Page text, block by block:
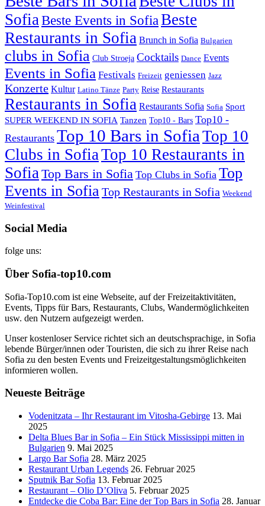
Sofia Beste Events in SofiaBeste
Restaurants in Sofia Brunch in Sofia Bulgarien
clubs in Sofia Club Stroeja Cocktails Dance Events
Events in Sofia Festivals Freizeit geniessen Jazz
Konzerte Kultur Latino Tänze Party Reise Restaurants
Restaurants in Sofia Restaurants Sofia Sofia Sport
SUPER WEEKEND IN SOFIA Tanzen Top10 - Bars Top10 -
Restaurants Top 10 Bars in Sofia Top 10
Clubs in Sofia Top 10 Restaurants in
Sofia Top Bars in Sofia Top Clubs in Sofia Top
Events in SofiaTop Restaurants in Sofia Weekend
Weinfestival
Social Media
folge uns:
Über Sofia-top10.com
Sofia-Top10.com ist eine Webseite, auf der Freizeitaktivitäten,
Events, Tipps für Bars, Restaurants, Clubs, Wandermöglichkeiten
usw. den Nutzern aufgezeigt werden.
Unser kostenloser Service richtet sich an deutschsprachige, in Sofia
lebende Bürger/innen oder Touristen, die sich zu ihrer Reise nach
Sofia zu den besten Events und Freizeitgestaltungsmöglichkeiten
informieren wollen.
Neueste Beiträge
Vodenitzata – Ihr Restaurant im Vitosha-Gebirge 13. Mai
2025
Delta Blues Bar in Sofia – Ein Stück Mississippi mitten in
Bulgarien 9. Mai 2025
Largo Bar Sofia 28. März 2025
Restaurant Urban Legends 26. Februar 2025
Sputnik Bar Sofia 13. Februar 2025
Restaurant – Olio D’Oliva 5. Februar 2025
Entdecke die Coba Bar: Eine der Top Bars in Sofia 28. Januar